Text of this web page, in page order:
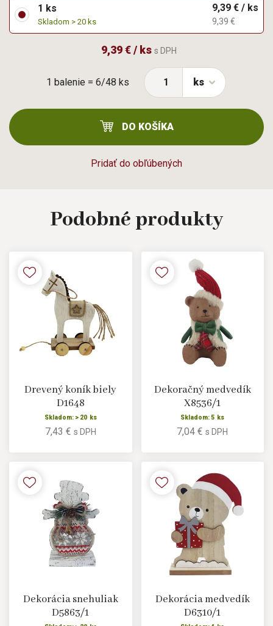
1 balenie = 6/48 ks
Pridať do obľúbených
1 ks
Skladom > 20 ks
9,39 € / ks
9,39 €
9,39 € / ks s DPH
ks
DO KOŠÍKA
Podobné produkty
Drevený koník biely
D1648
Skladom: > 20 ks
7,43 € s DPH
Dekoračný medvedík
X8536/1
Skladom: 5 ks
7,04 €s DPH
Dekorácia snehuliak
D5863/1
Dekorácia medvedík
D6310/1